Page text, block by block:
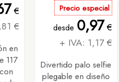
€
€
en
117
Precio especial
desde 0,97 €
+ IVA: 1,17 €
Divertido palo selfie
plegable en diseño